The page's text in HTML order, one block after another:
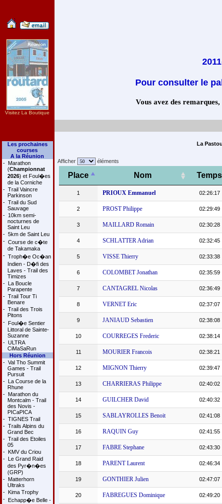
Visitez La Boutique
Les prochaines
courses
A la Réunion
- Marathon
(Championnat
2026) et Foul�es
de la Corniche
- Trail Vaincre
Parkinson
- Trail du Sud
Sauvage
- 10km semi-
nocturnes de
Saint Leu
- 5km de Saint Leu
- Course de c�te
de Takamaka
- Troph�e Oc�an
Indien - D�fi des
Laves - Trail des
Timizes
- La Boucle
Parapente
- Trail Tour Ti
Benare
- Trail des Trois
Pitons
- Foul�e Sentier
Littoral de Sainte-
Suzanne
- ULTRA
CiMaSaRun
Hors Réunion
- Val Tho Summit
Games - Trail
Pursuit
- La Course de la
Rhune
- Marathon du
Montcalm - Trail
des Novis -
PICaPICA
- TIGNES Trail
- Trails Alpins du
Grand Bec
- Trail des Etoiles
05
- KMV du Criou
- Le Grand Raid
des Pyr�n�es
(GRP)
- Matterhorn
Ultraks
- Kima Trophy
- Echapp�e Belle -
Pour consulter le
Vous avez des
La
Afficher éléments
Place Nom Temps
1 PRIOUX Emmanuel 02:26:17
2 PROST Philippe 02:29:49
3 MAILLARD Romain 02:30:28
4 SCHLATTER Adrian 02:32:45
5 VISSE Thierry 02:33:38
6 COLOMBET Jonathan 02:35:59
7 CANTAGREL Nicolas 02:36:49
8 VERNET Eric 02:37:07
9 JANIAUD Sebastien 02:38:08
10 COURREGES Frederic 02:38:14
11 MOURIER Francois 02:38:21
12 MIGNON Thierry 02:39:47
13 CHARRIERAS Philippe 02:40:02
14 GUILCHER David 02:40:32
15 SABLAYROLLES Benoit 02:41:08
16 RAQUIN Guy 02:41:55
17 FABRE Stephane 02:43:30
18 PARENT Laurent 02:46:34
19 GONTHIER Julien 02:47:07
20 FABREGUES Dominique 02:49:20